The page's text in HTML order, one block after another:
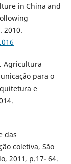
in China and
2010.
Agricultura
para o
e
das
coletiva, São
2011, p.17- 64.